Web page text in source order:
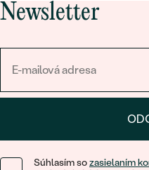
Newsletter
Súhlasím sozasielaním